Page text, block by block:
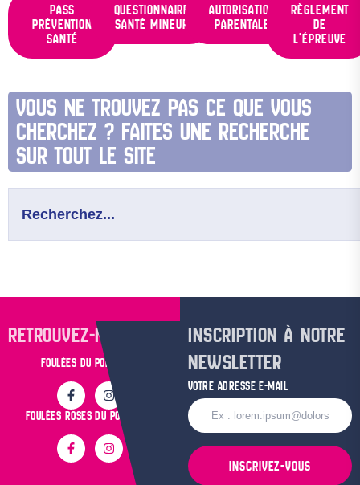
PASS
PRÉVENTION
SANTÉ
QUESTIONNAIRE
SANTÉ MINEUR
AUTORISATION
PARENTALE
RÈGLEMENT
DE
L’ÉPREUVE
VOUS NE TROUVEZ PAS CE QUE VOUS
CHERCHEZ ? FAITES UNE RECHERCHE
SUR TOUT LE SITE
RETROUVEZ-NOUS SUR
FOULÉES DU POPULAIRE
FOULÉES ROSES DU POPULAIRE
INSCRIPTION À NOTRE
NEWSLETTER
VOTRE ADRESSE E-MAIL
INSCRIVEZ-VOUS